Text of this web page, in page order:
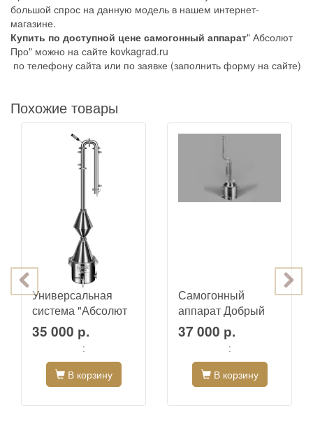
большой спрос на данную модель в нашем интернет-
магазине.
Купить по доступной цене самогонный аппарат" Абсолют
Про" можно на сайте kovkagrad.ru
по телефону сайта или по заявке (заполнить форму на сайте)
Похожие товары
Универсальная
система "Абсолют
Х"
35 000 р.
:
В корзину
Самогонный
аппарат Добрый
Жар "Люкс"
37 000 р.
:
В корзину